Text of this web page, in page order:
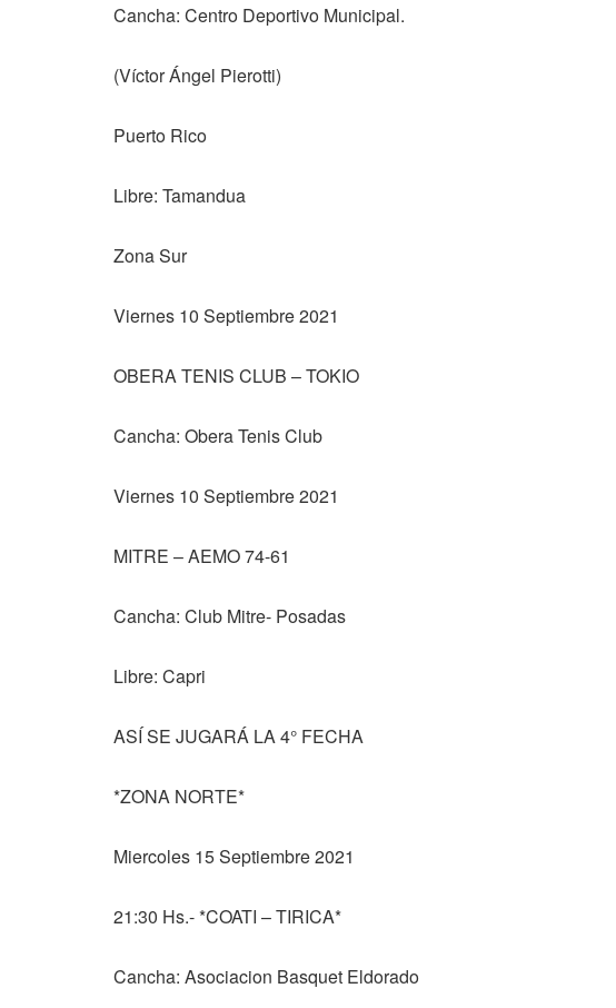
Cancha: Centro Deportivo Municipal.
(Víctor Ángel Pierotti)
Puerto Rico
Libre: Tamandua
Zona Sur
Viernes 10 Septiembre 2021
OBERA TENIS CLUB – TOKIO
Cancha: Obera Tenis Club
Viernes 10 Septiembre 2021
MITRE – AEMO 74-61
Cancha: Club Mitre- Posadas
Libre: Capri
ASÍ SE JUGARÁ LA 4° FECHA
*ZONA NORTE*
Miercoles 15 Septiembre 2021
21:30 Hs.- *COATI – TIRICA*
Cancha: Asociacion Basquet Eldorado